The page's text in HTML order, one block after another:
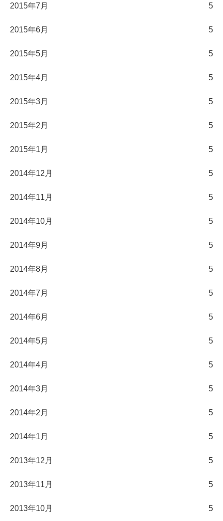
2015年7月 5
2015年6月 5
2015年5月 5
2015年4月 5
2015年3月 5
2015年2月 5
2015年1月 5
2014年12月 5
2014年11月 5
2014年10月 5
2014年9月 5
2014年8月 5
2014年7月 5
2014年6月 5
2014年5月 5
2014年4月 5
2014年3月 5
2014年2月 5
2014年1月 5
2013年12月 5
2013年11月 5
2013年10月 5